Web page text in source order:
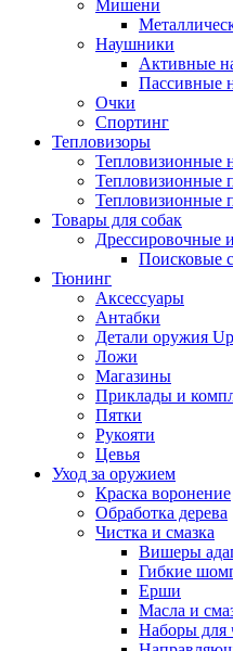
Мишени
Наушники
Активные
Пассивные
Очки
Спортинг
Тепловизоры
Тепловизионные
Тепловизионные
Тепловизионные
Товары для собак
Дрессировочные
Поисковые
Тюнинг
Аксессуары
Антабки
Детали оружия
Ложи
Магазины
Приклады и
Пятки
Рукояти
Цевья
Уход за оружием
Краска воронение
Обработка дерева
Чистка и смазка
Вишеры
Гибкие
Ерши
Масла и
Наборы для